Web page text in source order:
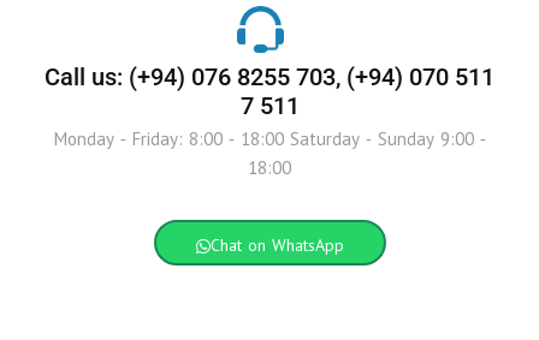
Call us: (+94) 076 8255 703, (+94) 070 511
7 511
Monday - Friday: 8:00 - 18:00 Saturday - Sunday 9:00 -
18:00
Chat on WhatsApp